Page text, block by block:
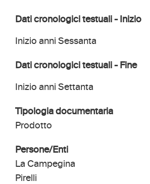
Dati cronologici testuali - Inizio
Inizio anni Sessanta
Dati cronologici testuali - Fine
Inizio anni Settanta
Tipologia documentaria
Prodotto
Persone/Enti
La Campegina
Pirelli